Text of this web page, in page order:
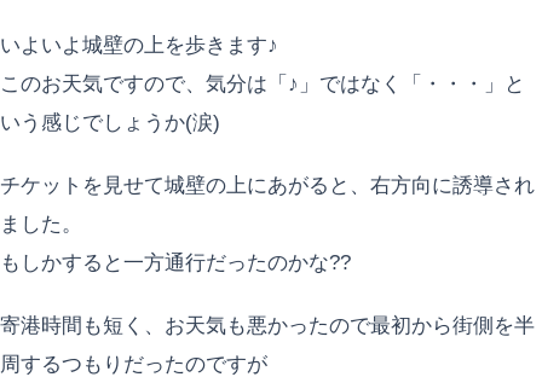
いよいよ城壁の上を歩きます♪
このお天気ですので、気分は「♪」ではなく「・・・」と
いう感じでしょうか(涙)
チケットを見せて城壁の上にあがると、右方向に誘導され
ました。
もしかすると一方通行だったのかな??
寄港時間も短く、お天気も悪かったので最初から街側を半
周するつもりだったのですが